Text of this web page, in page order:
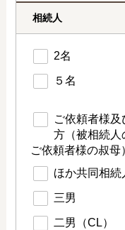
相続人
2名
５名
ご依頼者様及
方（被相続人
ご依頼者様の叔母
ほか共同相続
三男
二男（CL）